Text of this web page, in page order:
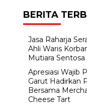
BERITA
Jasa Raharja
Ahli Waris
Mutiara Sentosa
Apresiasi Wajib
Garut Hadirkan
Bersama
Cheese Tart